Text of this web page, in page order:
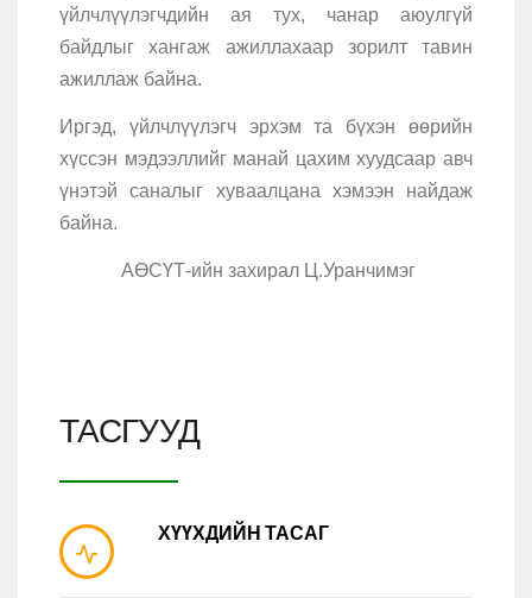
үйлчлүүлэгчдийн ая тух, чанар аюулгүй
байдлыг хангаж ажиллахаар зорилт тавин
ажиллаж байна.
Иргэд, үйлчлүүлэгч эрхэм та бүхэн өөрийн
хүссэн мэдээллийг манай цахим хуудсаар авч
үнэтэй саналыг хуваалцана хэмээн найдаж
байна.
АӨСҮТ-ийн захирал Ц.Уранчимэг
ТАСГУУД
ХҮҮХДИЙН ТАСАГ